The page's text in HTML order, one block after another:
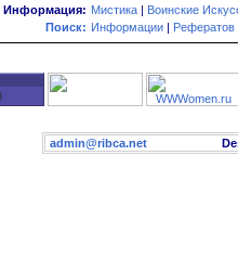
Информация: Мистика | Воинские
Поиск: Информации | Рефератов
admin@ribca.net